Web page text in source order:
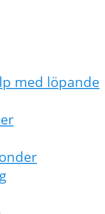
med löpande